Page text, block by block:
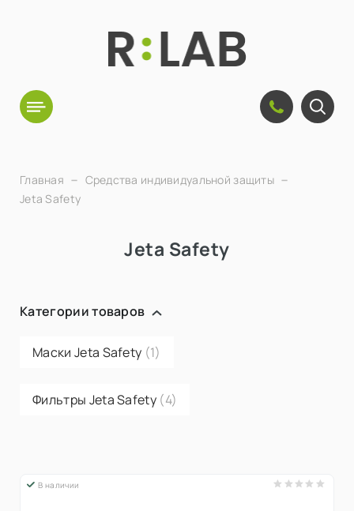
Главная
Средства индивидуальной защиты
Jeta Safety
Jeta Safety
Категории товаров
Маски Jeta Safety (1)
Фильтры Jeta Safety (4)
В наличии